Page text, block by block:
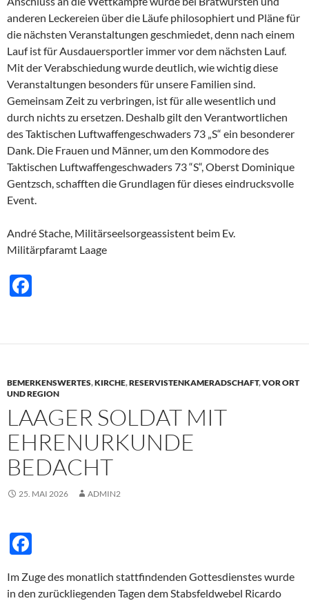
anderen Leckereien über die Läufe philosophiert und Pläne für
die nächsten Veranstaltungen geschmiedet, denn nach einem
Lauf ist für Ausdauersportler immer vor dem nächsten Lauf.
Mit der Verabschiedung wurde deutlich, wie wichtig diese
Veranstaltungen besonders für unsere Familien sind.
Gemeinsam Zeit zu verbringen, ist für alle wesentlich und
durch nichts zu ersetzen. Deshalb gilt den Verantwortlichen
des Taktischen Luftwaffengeschwaders 73 „S“ ein besonderer
Dank. Die Frauen und Männer, um den Kommodore des
Taktischen Luftwaffengeschwaders 73 “S“, Oberst Dominique
Gentzsch, schafften die Grundlagen für dieses eindrucksvolle
Event.
André Stache, Militärseelsorgeassistent beim Ev.
Militärpfaramt Laage
b
o
o
k
BEMERKENSWERTES,KIRCHE,RESERVISTENKAMERADSCHAFT,VOR ORT
UND REGION
LAAGER SOLDAT MIT
EHRENURKUNDE
BEDACHT
25. MAI 2026 ADMIN2
e
Im Zuge des monatlich stattfindenden Gottesdienstes wurde
in den zurückliegenden Tagen dem Stabsfeldwebel Ricardo